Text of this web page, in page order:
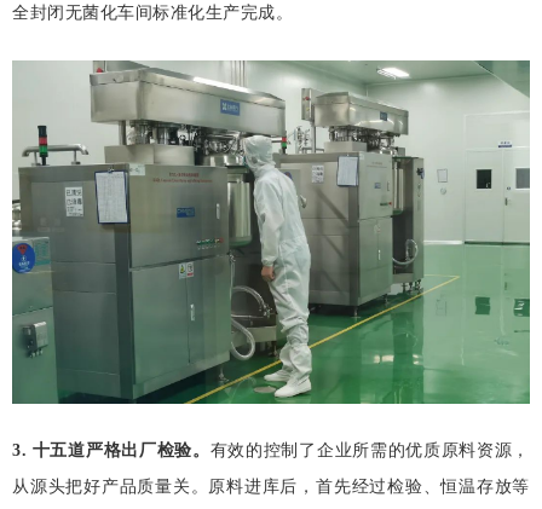
全封闭无菌化车间标准化生产完成。
3. 十五道严格出厂检验。 有效的控制了企业所需的优质原料资源，
从源头把好产品质量关。原料进库后，首先经过检验、恒温存放等